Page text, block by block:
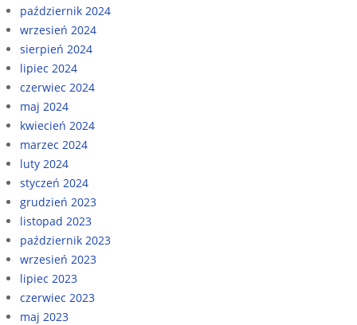
październik 2024
wrzesień 2024
sierpień 2024
lipiec 2024
czerwiec 2024
maj 2024
kwiecień 2024
marzec 2024
luty 2024
styczeń 2024
grudzień 2023
listopad 2023
październik 2023
wrzesień 2023
lipiec 2023
czerwiec 2023
maj 2023